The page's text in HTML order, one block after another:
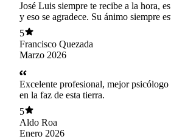
José Luis siempre te recibe a la hora,
y eso se agradece. Su ánimo siempre
arriba, es optimista y alentador. Te hace
bien cuando uno mismo no se siente así.
Aplaude cada uno de tus pequeños
motiva a seguir desarrollando esa
tengo mucho aprecio, incluso cariño, a la
terapia. Me hace bien y siento q logro
gracias a ella.
5
Francisco Quezada
Marzo 2026
Excelente profesional, mejor psicólogo
en la faz de esta tierra.
5
Aldo Roa
Enero 2026